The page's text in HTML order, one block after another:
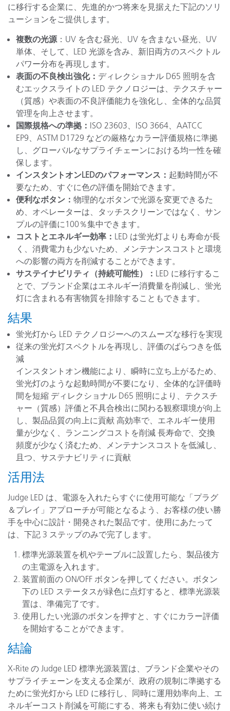
に移行する企業に、先進的かつ将来を見据えた下記のソリ
ューションをご提供します。
複数の光源：UV を含む昼光、UV を含まない昼光、UV
単体、そして、LED 光源を含み、新旧両方のスペクトル
パワー分布を再現します。
表面の不良検出強化： ディレクショナル D65 照明を含
むエックスライトの LED テクノロジーは、テクスチャー
（質感）や表面の不良評価能力を強化し、全体的な品質
管理を向上させます。
国際規格への準拠： ISO 23603、ISO 3664、AATCC
EP9、ASTM D1729 などの厳格なカラー評価規格に準拠
し、グローバルなサプライチェーンにおける均一性を確
保します。
インスタントオンLEDのパフォーマンス： 起動時間が不
要なため、すぐに色の評価を開始できます。
便利なボタン： 物理的なボタンで光源を変更できるた
め、オペレーターは、タッチスクリーンではなく、サン
プルの評価に100％集中できます。
コストとエネルギー効率： LED は蛍光灯よりも寿命が長
く、消費電力も少ないため、メンテナンスコストと環境
への影響の両方を削減することができます。
サステイナビリティ（持続可能性）： LED に移行するこ
とで、ブランド企業はエネルギー消費量を削減し、蛍光
灯に含まれる有害物質を排除することもできます。
結果
蛍光灯から LED テクノロジーへのスムーズな移行を実現
従来の蛍光灯スペクトルを再現し、評価のばらつきを低
減
インスタントオン機能により、瞬時に立ち上がるため、
蛍光灯のような起動時間が不要になり、全体的な評価時
間を短縮 ディレクショナル D65 照明により、テクスチ
ャー（質感）評価と不具合検出に関わる観察環境が向上
し、製品品質の向上に貢献 高効率で、エネルギー使用
量が少なく、ランニングコストを削減 長寿命で、交換
頻度が少なく済むため、メンテナンスコストを低減し、
且つ、サステナビリティに貢献
活用法
Judge LED は、電源を入れたらすぐに使用可能な「プラグ
＆プレイ」アプローチが可能となるよう、お客様の使い勝
手を中心に設計・開発された製品です。使用にあたって
は、下記 3 ステップのみで完了します。
標準光源装置を机やテーブルに設置したら、製品後方
の主電源を入れます。
装置前面の ON/OFF ボタンを押してください。ボタン
下の LED ステータスが緑色に点灯すると、標準光源装
置は、準備完了です。
使用したい光源のボタンを押すと、すぐにカラー評価
を開始することができます。
結論
X-Rite の Judge LED 標準光源装置は、ブランド企業やその
サプライチェーンを支える企業が、政府の規制に準拠する
ために蛍光灯から LED に移行し、同時に運用効率向上、エ
ネルギーコスト削減を可能にする、将来も有効に使い続け